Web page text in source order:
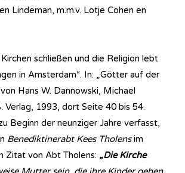
Lindeman, m.m.v. Lotje Cohen en
Kirchen schließen und die Religion lebt
in Amsterdam“. In: „Götter auf der
Hans W. Dannowski, Michael
Verlag, 1993, dort Seite 40 bis 54.
Beginn der neunziger Jahre verfasst,
Benediktinerabt Kees Tholensim
Zitat von Abt Tholens: „Die Kirche